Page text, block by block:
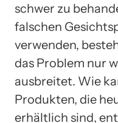
schwer zu
falschen
verwenden,
das Problem nur
ausbreitet. Wie
Produkten, die
erhältlich sind,